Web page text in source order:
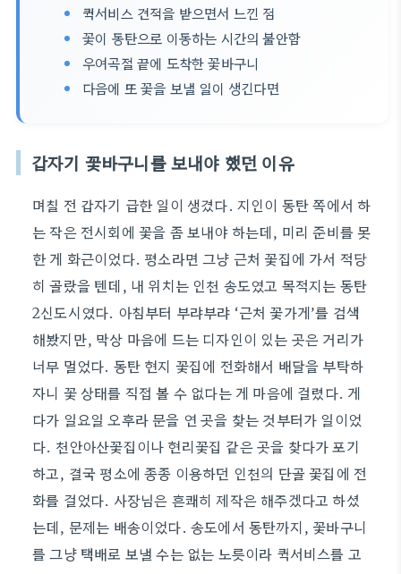
퀵서비스 견적을 받으면서 느낀 점
꽃이 동탄으로 이동하는 시간의 불안함
우여곡절 끝에 도착한 꽃바구니
다음에 또 꽃을 보낼 일이 생긴다면
갑자기 꽃바구니를 보내야 했던 이유
며칠 전 갑자기 급한 일이 생겼다. 지인이 동탄 쪽에서 하
는 작은 전시회에 꽃을 좀 보내야 하는데, 미리 준비를 못
한 게 화근이었다. 평소라면 그냥 근처 꽃집에 가서 적당
히 골랐을 텐데, 내 위치는 인천 송도였고 목적지는 동탄
2신도시였다. 아침부터 부랴부랴 ‘근처 꽃가게’를 검색
해봤지만, 막상 마음에 드는 디자인이 있는 곳은 거리가
너무 멀었다. 동탄 현지 꽃집에 전화해서 배달을 부탁하
자니 꽃 상태를 직접 볼 수 없다는 게 마음에 걸렸다. 게
다가 일요일 오후라 문을 연 곳을 찾는 것부터가 일이었
다. 천안아산꽃집이나 현리꽃집 같은 곳을 찾다가 포기
하고, 결국 평소에 종종 이용하던 인천의 단골 꽃집에 전
화를 걸었다. 사장님은 흔쾌히 제작은 해주겠다고 하셨
는데, 문제는 배송이었다. 송도에서 동탄까지, 꽃바구니
를 그냥 택배로 보낼 수는 없는 노릇이라 퀵서비스를 고